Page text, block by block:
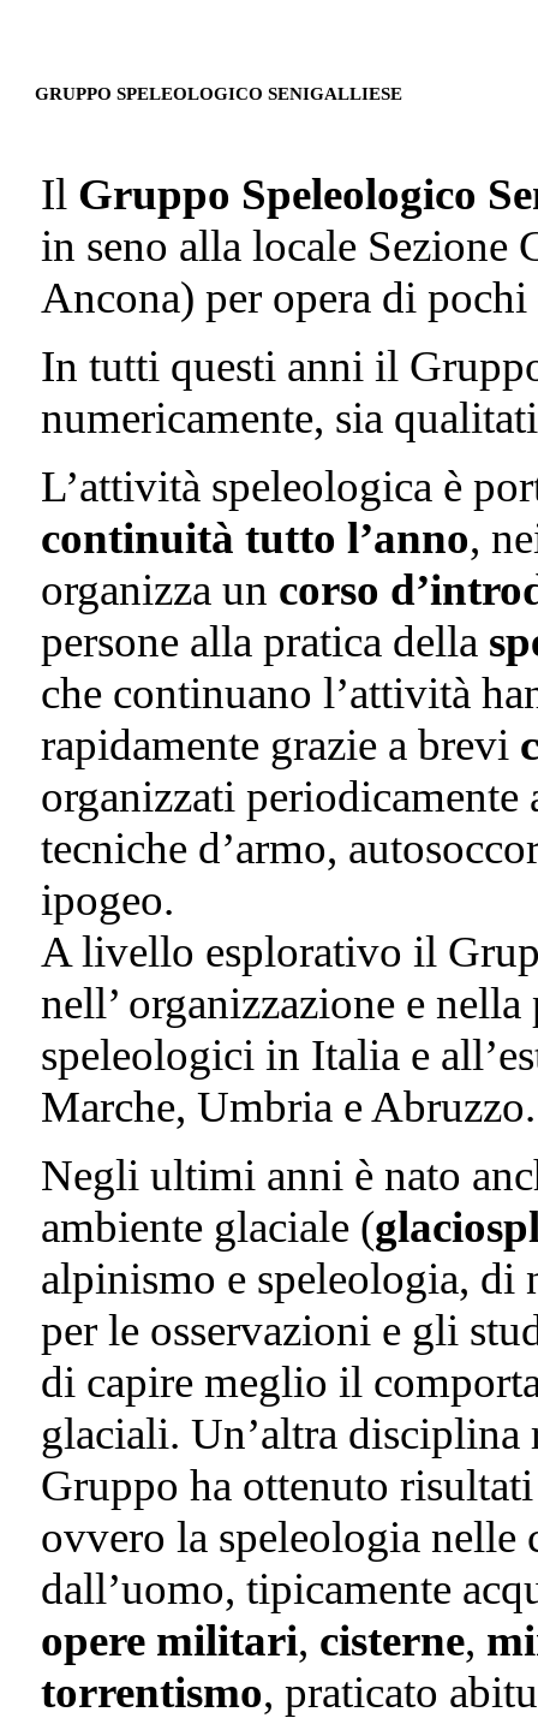
GRUPPO SPELEOLOGICO SENIGALLIESE
Il Gruppo Speleologico
in seno alla locale Sezione
Ancona) per opera di
In tutti questi anni il
numericamente, sia
L’attività speleologica è
continuità tutto l’anno,
organizza un corso
persone alla pratica della
che continuano l’attività
rapidamente grazie a brevi
organizzati
tecniche d’armo,
ipogeo.
A livello esplorativo il
nell’ organizzazione e
speleologici in Italia e
Marche, Umbria e Abruzzo.
Negli ultimi anni è nato
ambiente glaciale (
alpinismo e speleologia, di
per le osservazioni e gli
di capire meglio il
glaciali. Un’altra
Gruppo ha ottenuto
ovvero la speleologia
dall’uomo, tipicamente
opere militari, cisterne,
torrentismo, praticato